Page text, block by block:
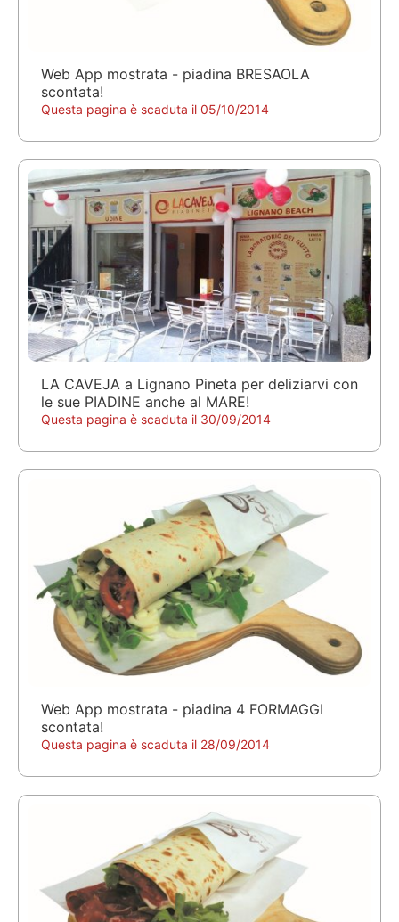
Web App mostrata - piadina BRESAOLA
scontata!
Questa pagina è scaduta il 05/10/2014
LA CAVEJA a Lignano Pineta per deliziarvi con
le sue PIADINE anche al MARE!
Questa pagina è scaduta il 30/09/2014
Web App mostrata - piadina 4 FORMAGGI
scontata!
Questa pagina è scaduta il 28/09/2014